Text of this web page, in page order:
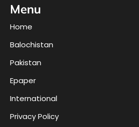
Menu
Home
Balochistan
Pakistan
Epaper
International
Privacy Policy